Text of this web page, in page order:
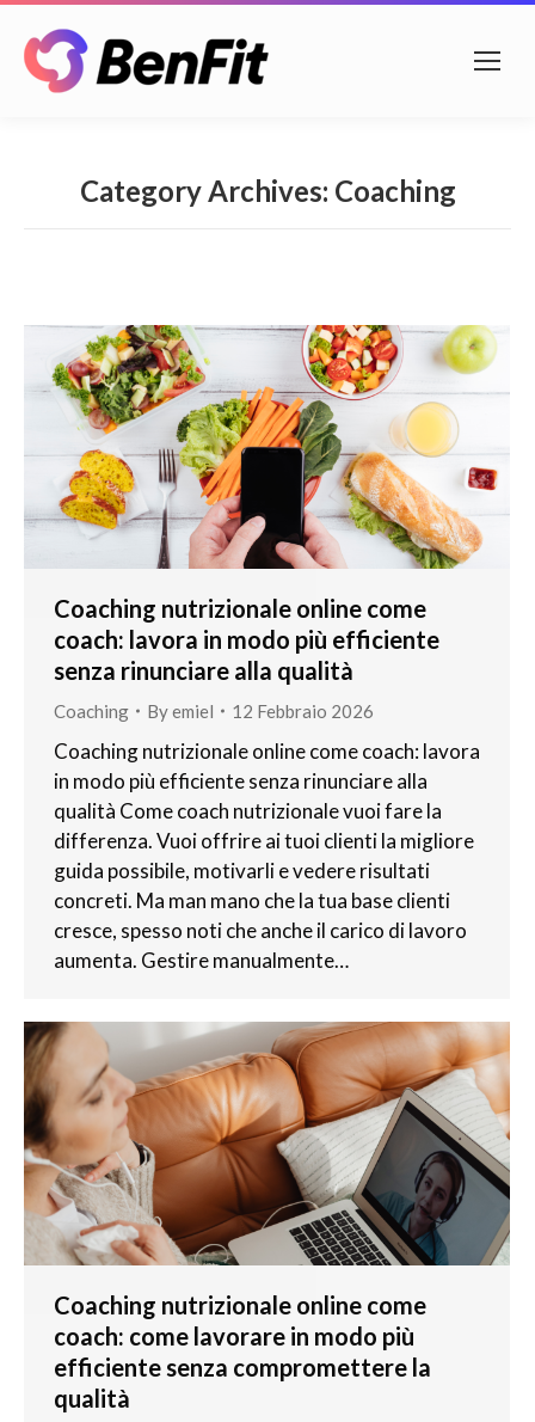
Category Archives: Coaching
Coaching nutrizionale online come
coach: lavora in modo più efficiente
senza rinunciare alla qualità
Coaching Byemiel 12 Febbraio 2026
Coaching nutrizionale online come coach: lavora
in modo più efficiente senza rinunciare alla
qualità Come coach nutrizionale vuoi fare la
differenza. Vuoi offrire ai tuoi clienti la migliore
guida possibile, motivarli e vedere risultati
concreti. Ma man mano che la tua base clienti
cresce, spesso noti che anche il carico di lavoro
aumenta. Gestire manualmente…
Coaching nutrizionale online come
coach: come lavorare in modo più
efficiente senza compromettere la
qualità